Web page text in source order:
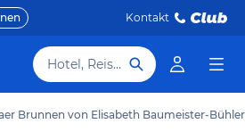
Kontakt
Hotel, Reiseziel
Brunnen von Elisabeth Baumeister-Bühler